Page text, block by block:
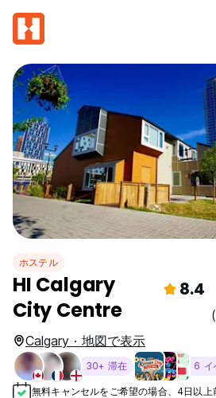
ホステル
HI Calgary
City Centre
8.4
Calgary · 地図で表示
30+ 滞在 6 イ
無料キャンセルをご希望の場合、4日以上